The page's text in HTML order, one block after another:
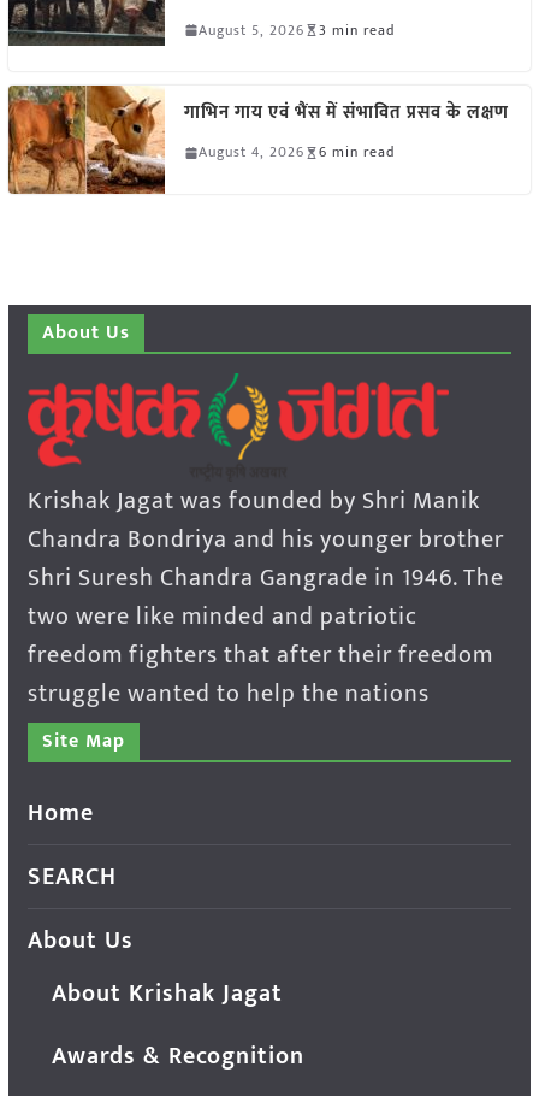
August 5, 2026 3 min read
गाभिन गाय एवं भैंस में संभावित प्रसव के लक्षण
August 4, 2026 6 min read
About Us
Krishak Jagat was founded by Shri Manik
Chandra Bondriya and his younger brother
Shri Suresh Chandra Gangrade in 1946. The
two were like minded and patriotic
freedom fighters that after their freedom
struggle wanted to help the nations
Site Map
Home
SEARCH
About Us
About Krishak Jagat
Awards & Recognition